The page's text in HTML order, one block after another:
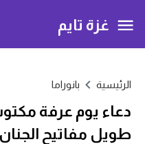
غزة تايم
الرئيسية بانوراما
دعاء يوم عرفة
طويل مفاتيح الجنان pdf